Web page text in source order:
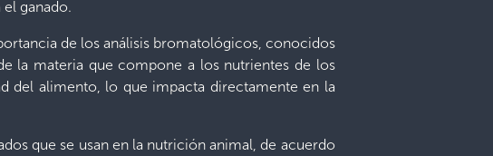
ganado.
de los análisis bromatológicos, conocidos
la materia que compone a los nutrientes de los
del alimento, lo que impacta directamente en la
que se usan en la nutrición animal, de acuerdo